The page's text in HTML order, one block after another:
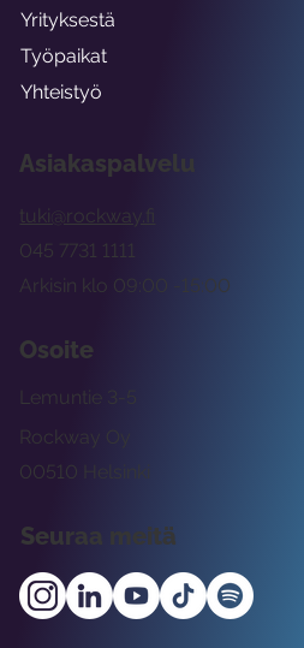
Asiakaspalvelu
tuki@rockway.fi
Arkisin klo 09:00 -15:00
045 7731 1111
Osoite
Rockway Oy
Lemuntie 3-5
00510 Helsinki
Seuraa meitä
Yrityksestä
Työpaikat
Yhteistyö